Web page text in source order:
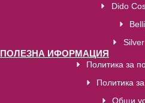
Dido
ПОЛЕЗНА ИФОРМАЦИЯ
Политика за
Политика
Общи